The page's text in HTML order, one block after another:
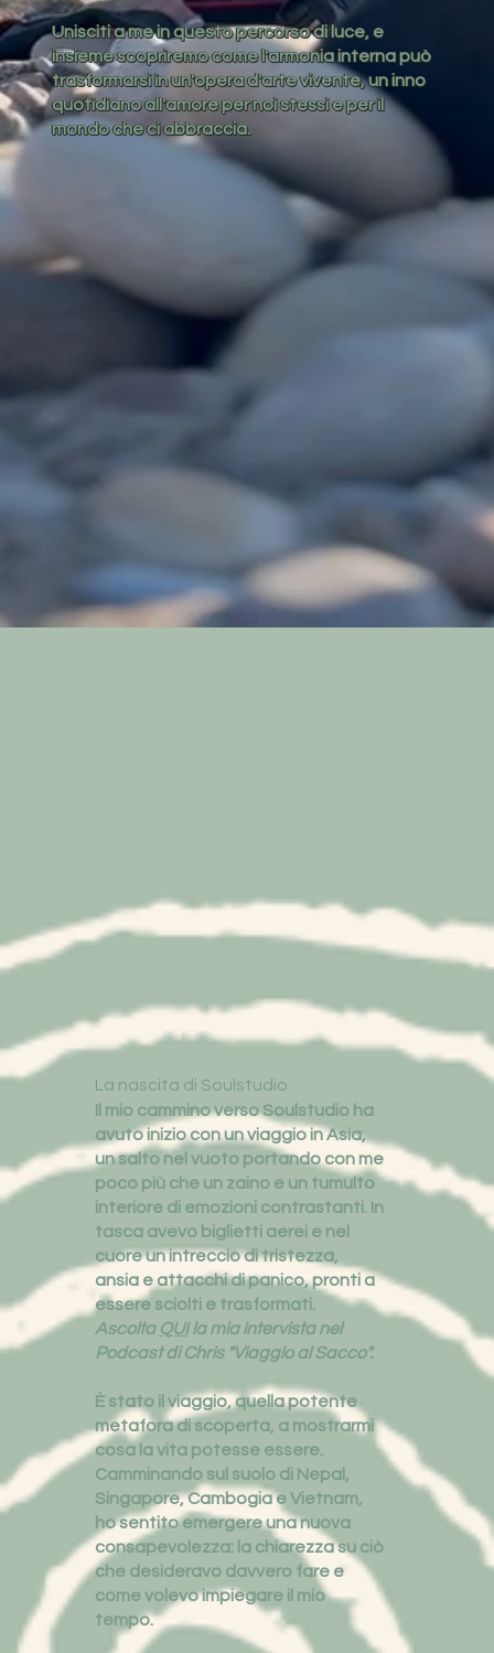
Unisciti a me in questo percorso di luce, e
insieme scopriremo come l'armonia interna può
trasformarsi in un'opera d'arte vivente, un inno
quotidiano all'amore per noi stessi e per il
mondo che ci abbraccia.
La nascita di Soulstudio
Il mio cammino verso Soulstudio ha
avuto inizio con un viaggio in Asia,
un salto nel vuoto portando con me
poco più che un zaino e un tumulto
interiore di emozioni contrastanti. In
tasca avevo biglietti aerei e nel
cuore un intreccio di tristezza,
ansia e attacchi di panico, pronti a
essere sciolti e trasformati.
Ascolta QUIla mia intervista nel
Podcast di Chris "Viaggio al Sacco".
È stato il viaggio, quella potente
metafora di scoperta, a mostrarmi
cosa la vita potesse essere.
Camminando sul suolo di Nepal,
Singapore, Cambogia e Vietnam,
ho sentito emergere una nuova
consapevolezza: la chiarezza su ciò
che desideravo davvero fare e
come volevo impiegare il mio
tempo.